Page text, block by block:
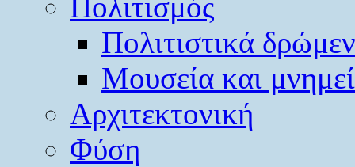
Πολιτιστικά
Μουσεία και
Αρχιτεκτονική
Φύση